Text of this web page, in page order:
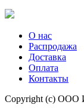
О нас
Распродажа
Доставка
Оплата
Контакты
Copyright (c) ООО